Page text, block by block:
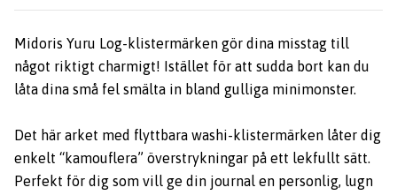
Midoris Yuru Log-klistermärken gör dina misstag till
något riktigt charmigt! Istället för att sudda bort kan du
låta dina små fel smälta in bland gulliga minimonster.
Det här arket med flyttbara washi-klistermärken låter dig
enkelt “kamouflera” överstrykningar på ett lekfullt sätt.
Perfekt för dig som vill ge din journal en personlig, lugn